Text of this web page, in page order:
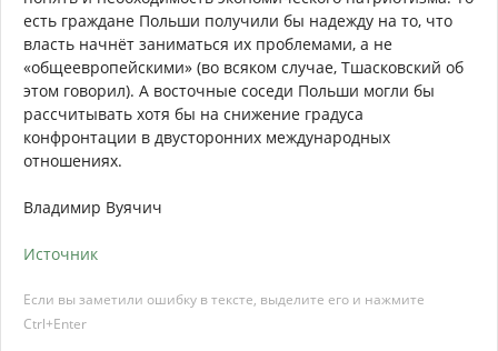
есть граждане Польши получили бы надежду на то, что
власть начнёт заниматься их проблемами, а не
«общеевропейскими» (во всяком случае, Тшасковский об
этом говорил). А восточные соседи Польши могли бы
рассчитывать хотя бы на снижение градуса
конфронтации в двусторонних международных
отношениях.
Владимир Вуячич
Источник
Если вы заметили ошибку в тексте, выделите его и нажмите
Ctrl+Enter